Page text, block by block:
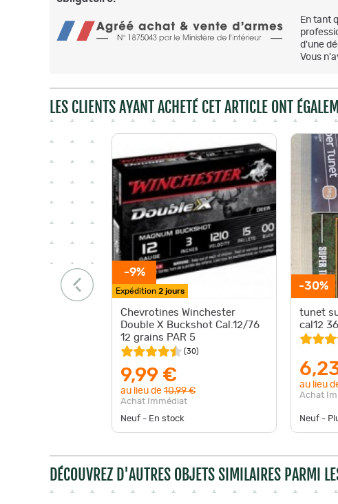
En tant
d'une
Vous
LES CLIENTS AYANT ACHETÉ CET ARTICLE ONT
-9%
Expédition 2 jours
Chevrotines Winchester
Double X Buckshot Cal.12/76
12 grains PAR 5
(30)
9,99 €
au lieu de 10,99 €
Achat Immédiat
Neuf - En stock
-30%
tunet
cal12
au lieu
Achat
Neuf -
DÉCOUVREZ D'AUTRES OBJETS SIMILAIRES PARMI